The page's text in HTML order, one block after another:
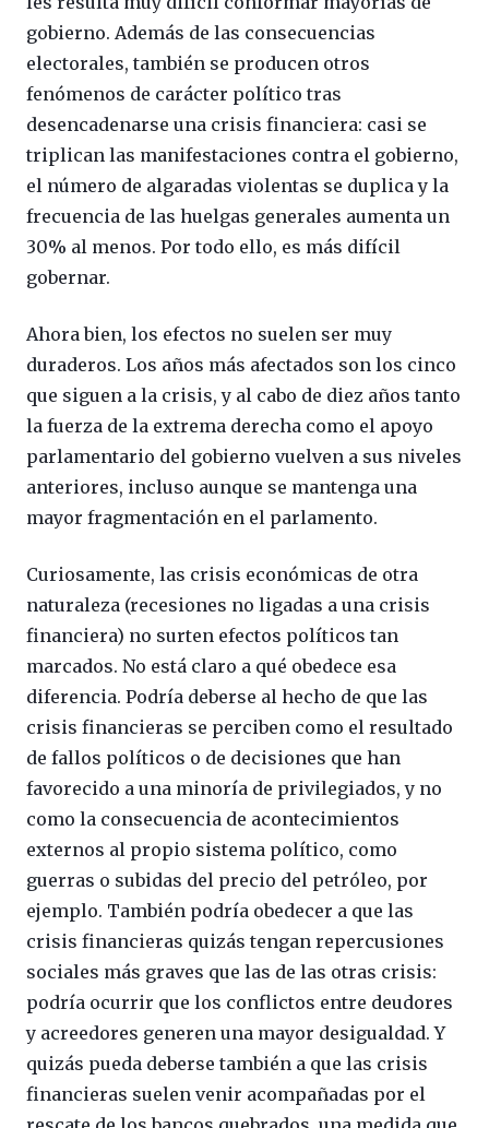
gobierno. Además de las consecuencias
electorales, también se producen otros
fenómenos de carácter político tras
desencadenarse una crisis financiera: casi se
triplican las manifestaciones contra el gobierno,
el número de algaradas violentas se duplica y la
frecuencia de las huelgas generales aumenta un
30% al menos. Por todo ello, es más difícil
gobernar.
Ahora bien, los efectos no suelen ser muy
duraderos. Los años más afectados son los cinco
que siguen a la crisis, y al cabo de diez años tanto
la fuerza de la extrema derecha como el apoyo
parlamentario del gobierno vuelven a sus niveles
anteriores, incluso aunque se mantenga una
mayor fragmentación en el parlamento.
Curiosamente, las crisis económicas de otra
naturaleza (recesiones no ligadas a una crisis
financiera) no surten efectos políticos tan
marcados. No está claro a qué obedece esa
diferencia. Podría deberse al hecho de que las
crisis financieras se perciben como el resultado
de fallos políticos o de decisiones que han
favorecido a una minoría de privilegiados, y no
como la consecuencia de acontecimientos
externos al propio sistema político, como
guerras o subidas del precio del petróleo, por
ejemplo. También podría obedecer a que las
crisis financieras quizás tengan repercusiones
sociales más graves que las de las otras crisis:
podría ocurrir que los conflictos entre deudores
y acreedores generen una mayor desigualdad. Y
quizás pueda deberse también a que las crisis
financieras suelen venir acompañadas por el